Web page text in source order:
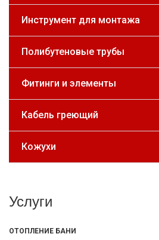
Инструмент для монтажа
Полибутеновые трубы
Фитинги и элементы
Кабель греющий
Кожухи
Услуги
ОТОПЛЕНИЕ БАНИ